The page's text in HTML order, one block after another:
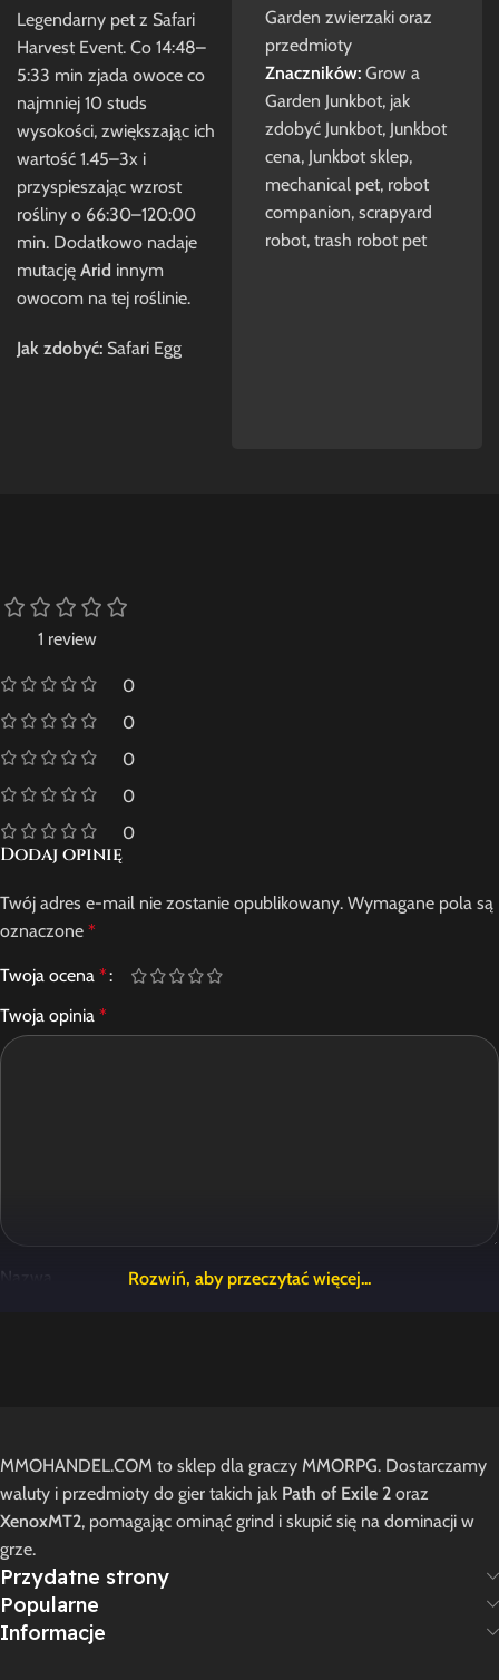
Legendarny pet z Safari
Harvest Event. Co 14:48–
5:33 min zjada owoce co
najmniej 10 studs
wysokości, zwiększając ich
wartość 1.45–3x i
przyspieszając wzrost
rośliny o 66:30–120:00
min. Dodatkowo nadaje
mutację Arid innym
owocom na tej roślinie.
Jak zdobyć: Safari Egg
Garden zwierzaki oraz
przedmioty
Znaczników: Grow a
Garden Junkbot, jak
zdobyć Junkbot, Junkbot
cena, Junkbot sklep,
mechanical pet, robot
companion, scrapyard
robot, trash robot pet
1 review
0
0
0
0
0
1 opinia dla
Dodaj opinię
Twój adres e-mail nie zostanie opublikowany. Wymagane pola są
oznaczone *
Twoja ocena *
Twoja opinia *
Nazwa
Zapamiętaj moje dane w tej przeglądarce podczas pisania
kolejnych komentarzy.
MMOHANDEL.COM to sklep dla graczy MMORPG. Dostarczamy
waluty i przedmioty do gier takich jak Path of Exile 2 oraz
XenoxMT2, pomagając ominąć grind i skupić się na dominacji w
grze.
Przydatne strony
Popularne
Informacje